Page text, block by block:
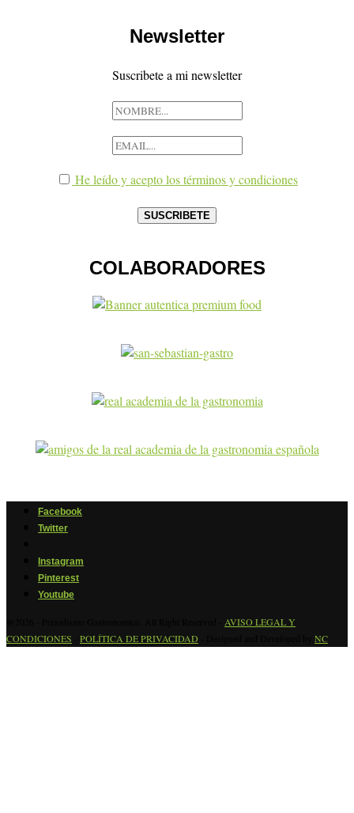
Newsletter
Suscribete a mi newsletter
He leído y acepto los términos y condiciones
COLABORADORES
Facebook
Twitter
Instagram
Pinterest
Youtube
AVISO LEGAL Y
CONDICIONES
POLÍTICA DE PRIVACIDAD NC